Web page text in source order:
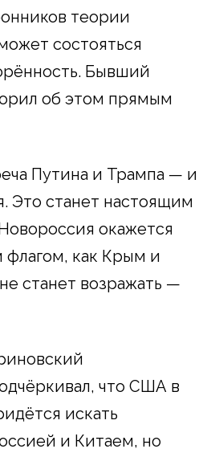
теории
состояться
Бывший
об этом прямым
Путина и Трампа — и
Это станет настоящим
окажется
флагом, как Крым и
станет возражать —
что США в
искать
и Китаем, но